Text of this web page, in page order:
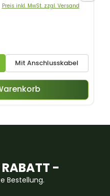
Mit Anschlusskabel
Preis inkl. MwSt. zzgl. Versand
-
Bestellung.